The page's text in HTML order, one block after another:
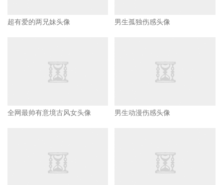
超有爱的两兄妹头像 男生孤独伤感头像
全网最帅有意境古风女头像 男生动漫伤感头像